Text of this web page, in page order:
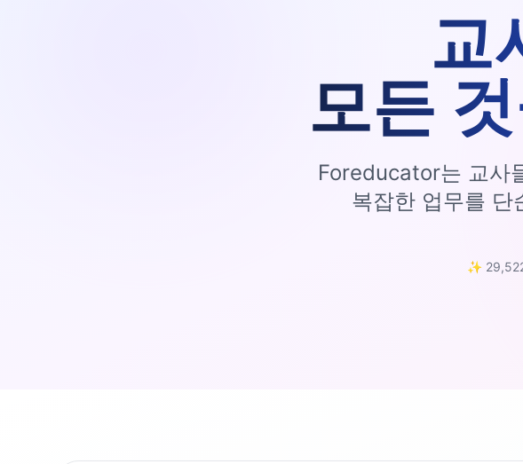
교
모든
Foreducator는 교사
복잡한 업무를 단
✨